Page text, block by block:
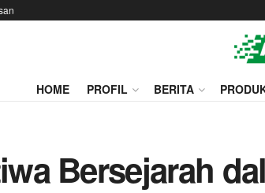
HOME PROFIL BERITA
Bersejarah